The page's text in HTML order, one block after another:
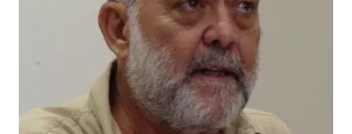
Eventos e Certificados
resultados
para: